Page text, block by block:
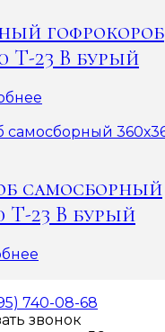
гофрокороб
Т-23 В бурый
самосборный
Т-23 В бурый
740-08-68
звонок